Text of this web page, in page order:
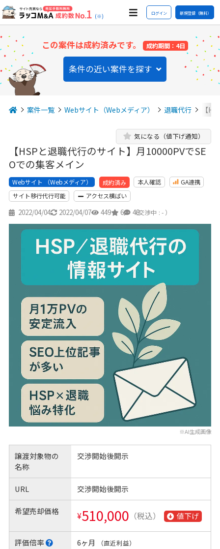
(※) ログイン 新規登録（無料）
この案件は成約済みです。 成約期間：4日
条件の近い案件を探す
案件一覧 Webサイト（Webメディア） 退職代行 【
【HSPと退職代行のサイト】月10000PVでSE
Oでの集客メイン
気になる（値下げ通知）
Webサイト （Webメディア） 成約済み 本人確認
GA連携
サイト移行代行可能
アクセス横ばい
2022/04/04 2022/04/07 449 6 48
（交渉中 : - ）
※AI生成画像
譲渡対象物の
名称
交渉開始後開示
URL 交渉開始後開示
希望売却価格 ¥510,000 （税込） 値下げ
評価倍率 6ヶ月 （直近利益）